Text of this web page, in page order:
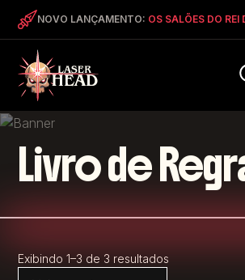
NOVO LANÇAMENTO: OS SALÕES DO REI
Livro de
Exibindo 1–3 de 3 resultados